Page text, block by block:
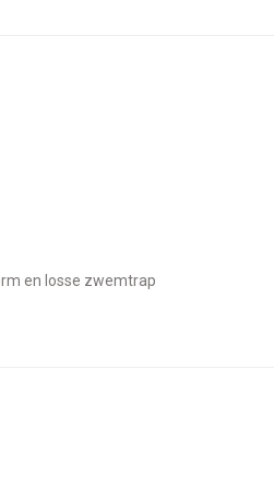
en losse zwemtrap